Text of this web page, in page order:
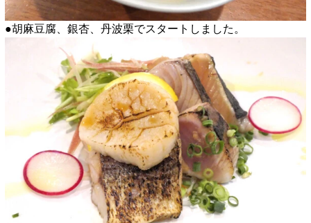
●胡麻豆腐、銀杏、丹波栗でスタートしました。